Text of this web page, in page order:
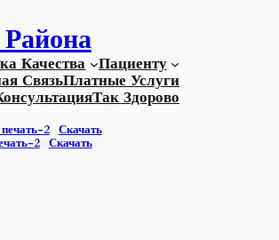
Качества
Пациенту
СвязьПлатные Услуги
Так Здорово
2 Скачать
2 Скачать